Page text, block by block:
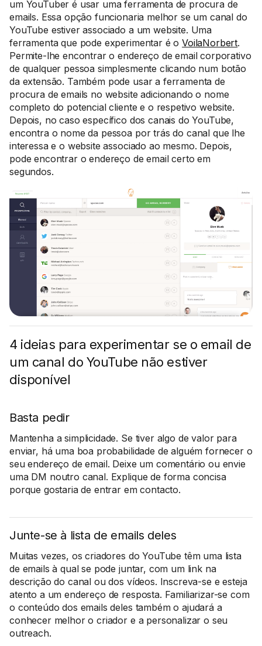
um YouTuber é usar uma ferramenta de procura de
emails. Essa opção funcionaria melhor se um canal do
YouTube estiver associado a um website. Uma
ferramenta que pode experimentar é oVoilaNorbert.
Permite-lhe encontrar o endereço de email corporativo
de qualquer pessoa simplesmente clicando num botão
da extensão. Também pode usar a ferramenta de
procura de emails no website adicionando o nome
completo do potencial cliente e o respetivo website.
Depois, no caso específico dos canais do YouTube,
encontra o nome da pessoa por trás do canal que lhe
interessa e o website associado ao mesmo. Depois,
pode encontrar o endereço de email certo em
segundos.
4 ideias para experimentar se o email de
um canal do YouTube não estiver
disponível
Basta pedir
Mantenha a simplicidade. Se tiver algo de valor para
enviar, há uma boa probabilidade de alguém fornecer o
seu endereço de email. Deixe um comentário ou envie
uma DM noutro canal. Explique de forma concisa
porque gostaria de entrar em contacto.
Junte-se à lista de emails deles
Muitas vezes, os criadores do YouTube têm uma lista
de emails à qual se pode juntar, com um link na
descrição do canal ou dos vídeos. Inscreva-se e esteja
atento a um endereço de resposta. Familiarizar-se com
o conteúdo dos emails deles também o ajudará a
conhecer melhor o criador e a personalizar o seu
outreach.